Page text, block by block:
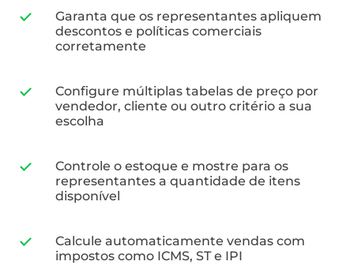
Garanta que os representantes apliquem
descontos e políticas comerciais
corretamente
Configure múltiplas tabelas de preço por
vendedor, cliente ou outro critério a sua
escolha
Controle o estoque e mostre para os
representantes a quantidade de itens
disponível
Calcule automaticamente vendas com
impostos como ICMS, ST e IPI